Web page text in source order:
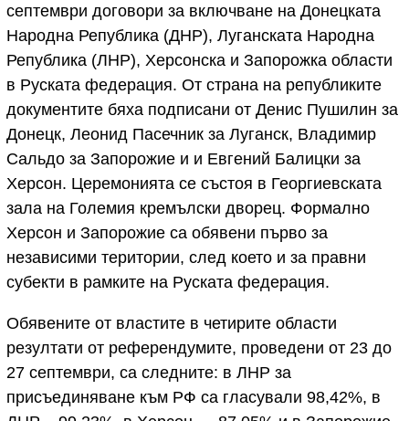
септември договори за включване на Донецката
Народна Република (ДНР), Луганската Народна
Република (ЛНР), Херсонска и Запорожка области
в Руската федерация. От страна на републиките
документите бяха подписани от Денис Пушилин за
Донецк, Леонид Пасечник за Луганск, Владимир
Сальдо за Запорожие и и Евгений Балицки за
Херсон. Церемонията се състоя в Георгиевската
зала на Големия кремълски дворец. Формално
Херсон и Запорожие са обявени първо за
независими територии, след което и за правни
субекти в рамките на Руската федерация.
Обявените от властите в четирите области
резултати от референдумите, проведени от 23 до
27 септември, са следните: в ЛНР за
присъединяване към РФ са гласували 98,42%, в